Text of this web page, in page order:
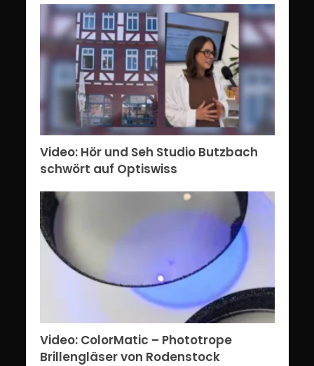
Video: Hör und Seh Studio Butzbach
schwört auf Optiswiss
Video: ColorMatic – Phototrope
Brillengläser von Rodenstock